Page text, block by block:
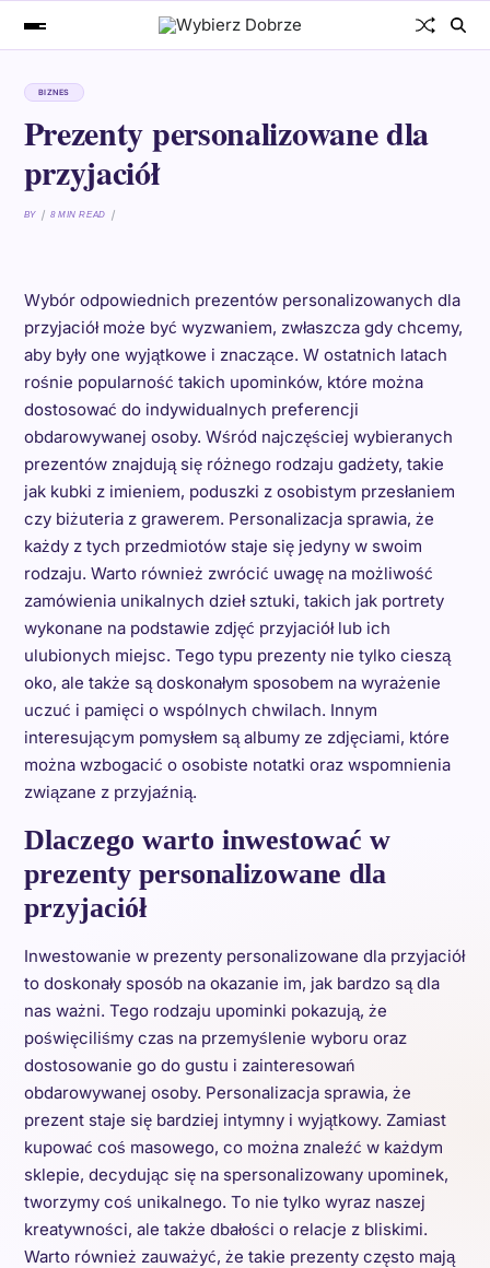
BIZNES
Prezenty personalizowane dla
przyjaciół
BY 8 MIN READ
Wybór odpowiednich prezentów personalizowanych dla
przyjaciół może być wyzwaniem, zwłaszcza gdy chcemy,
aby były one wyjątkowe i znaczące. W ostatnich latach
rośnie popularność takich upominków, które można
dostosować do indywidualnych preferencji
obdarowywanej osoby. Wśród najczęściej wybieranych
prezentów znajdują się różnego rodzaju gadżety, takie
jak kubki z imieniem, poduszki z osobistym przesłaniem
czy biżuteria z grawerem. Personalizacja sprawia, że
każdy z tych przedmiotów staje się jedyny w swoim
rodzaju. Warto również zwrócić uwagę na możliwość
zamówienia unikalnych dzieł sztuki, takich jak portrety
wykonane na podstawie zdjęć przyjaciół lub ich
ulubionych miejsc. Tego typu prezenty nie tylko cieszą
oko, ale także są doskonałym sposobem na wyrażenie
uczuć i pamięci o wspólnych chwilach. Innym
interesującym pomysłem są albumy ze zdjęciami, które
można wzbogacić o osobiste notatki oraz wspomnienia
związane z przyjaźnią.
Dlaczego warto inwestować w
prezenty personalizowane dla
przyjaciół
Inwestowanie w prezenty personalizowane dla przyjaciół
to doskonały sposób na okazanie im, jak bardzo są dla
nas ważni. Tego rodzaju upominki pokazują, że
poświęciliśmy czas na przemyślenie wyboru oraz
dostosowanie go do gustu i zainteresowań
obdarowywanej osoby. Personalizacja sprawia, że
prezent staje się bardziej intymny i wyjątkowy. Zamiast
kupować coś masowego, co można znaleźć w każdym
sklepie, decydując się na spersonalizowany upominek,
tworzymy coś unikalnego. To nie tylko wyraz naszej
kreatywności, ale także dbałości o relacje z bliskimi.
Warto również zauważyć, że takie prezenty często mają